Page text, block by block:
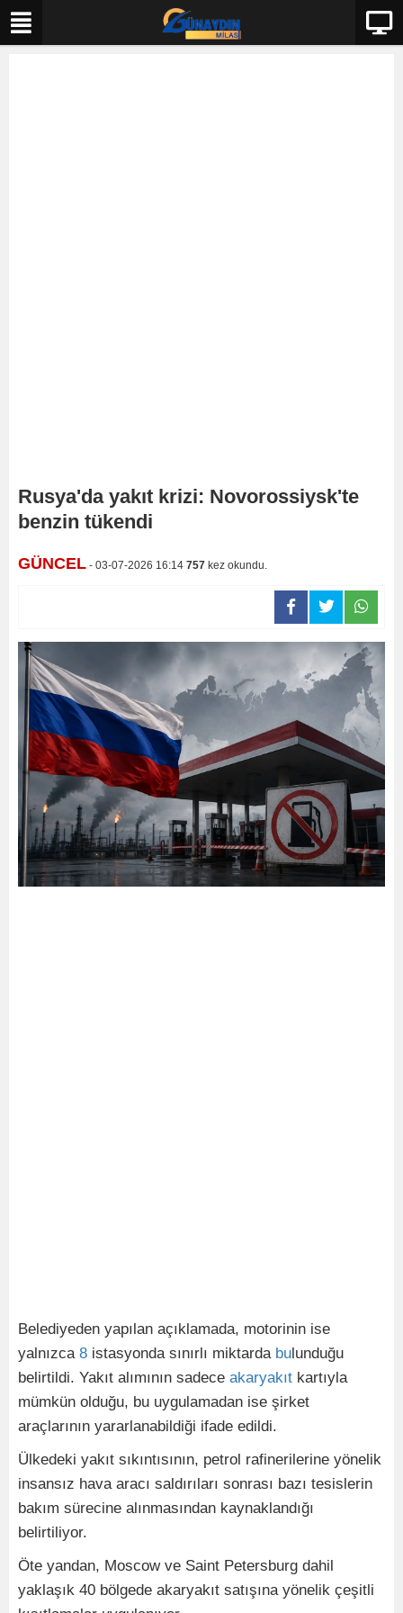
Rusya'da yakıt krizi: Novorossiysk'te
benzin tükendi
GÜNCEL - 03-07-2026 16:14 757 kez okundu.
Belediyeden yapılan açıklamada, motorinin ise
yalnızca 8 istasyonda sınırlı miktarda bulunduğu
belirtildi. Yakıt alımının sadece akaryakıt kartıyla
mümkün olduğu, bu uygulamadan ise şirket
araçlarının yararlanabildiği ifade edildi.
Ülkedeki yakıt sıkıntısının, petrol rafinerilerine yönelik
insansız hava aracı saldırıları sonrası bazı tesislerin
bakım sürecine alınmasından kaynaklandığı
belirtiliyor.
Öte yandan, Moscow ve Saint Petersburg dahil
yaklaşık 40 bölgede akaryakıt satışına yönelik çeşitli